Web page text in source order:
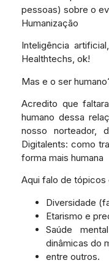
pessoas) sobre o
Humanização
Inteligência
Healthtechs, ok!
Mas e o ser
Acredito que
humano dessa
nosso norteador,
Digitalents: como
forma mais humana
Aqui falo de tópicos
Diversidade
Etarismo e
Saúde
dinâmicas do
entre outros.